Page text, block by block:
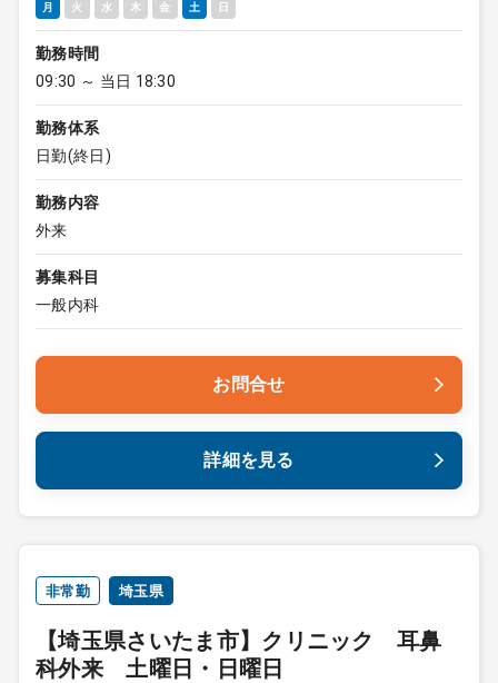
月 火 水 木 金 土 日
勤務時間
09:30 ～ 当日 18:30
勤務体系
日勤(終日)
勤務内容
外来
募集科目
一般内科
お問合せ
詳細を見る
非常勤 埼玉県
【埼玉県さいたま市】クリニック 耳鼻
科外来 土曜日・日曜日